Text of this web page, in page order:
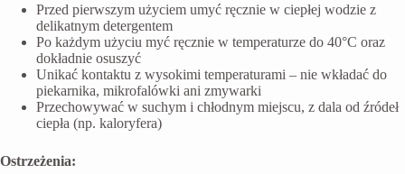
Przed pierwszym użyciem umyć ręcznie w ciepłej wodzie z
delikatnym detergentem
Po każdym użyciu myć ręcznie w temperaturze do 40°C oraz
dokładnie osuszyć
Unikać kontaktu z wysokimi temperaturami – nie wkładać do
piekarnika, mikrofalówki ani zmywarki
Przechowywać w suchym i chłodnym miejscu, z dala od źródeł
ciepła (np. kaloryfera)
Ostrzeżenia: